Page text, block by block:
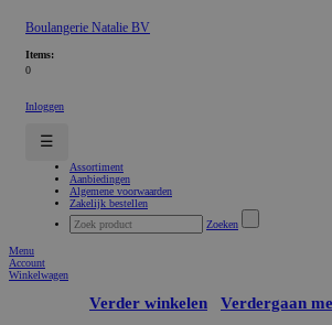
Boulangerie Natalie BV
Items:
0
Inloggen
☰
Assortiment
Aanbiedingen
Algemene voorwaarden
Zakelijk bestellen
Zoeken
Menu
Account
Winkelwagen
Verder winkelen Verdergaan